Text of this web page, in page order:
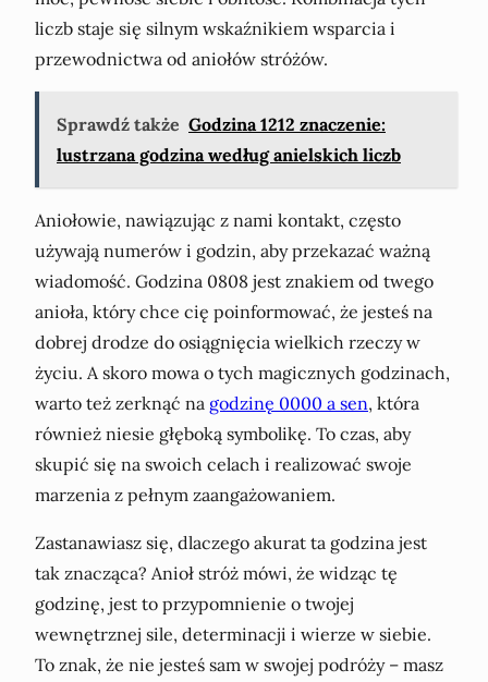
liczb staje się silnym wskaźnikiem wsparcia i
przewodnictwa od aniołów stróżów.
Sprawdź także Godzina 1212 znaczenie:
lustrzana godzina według anielskich liczb
Aniołowie, nawiązując z nami kontakt, często
używają numerów i godzin, aby przekazać ważną
wiadomość. Godzina 0808 jest znakiem od twego
anioła, który chce cię poinformować, że jesteś na
dobrej drodze do osiągnięcia wielkich rzeczy w
życiu. A skoro mowa o tych magicznych godzinach,
warto też zerknąć na godzinę 0000 a sen, która
również niesie głęboką symbolikę. To czas, aby
skupić się na swoich celach i realizować swoje
marzenia z pełnym zaangażowaniem.
Zastanawiasz się, dlaczego akurat ta godzina jest
tak znacząca? Anioł stróż mówi, że widząc tę
godzinę, jest to przypomnienie o twojej
wewnętrznej sile, determinacji i wierze w siebie.
To znak, że nie jesteś sam w swojej podróży – masz